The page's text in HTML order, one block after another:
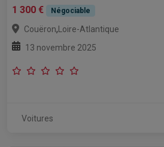
1 300 €
Négociable
Couëron, Loire-Atlantique
13 novembre 2025
Voitures